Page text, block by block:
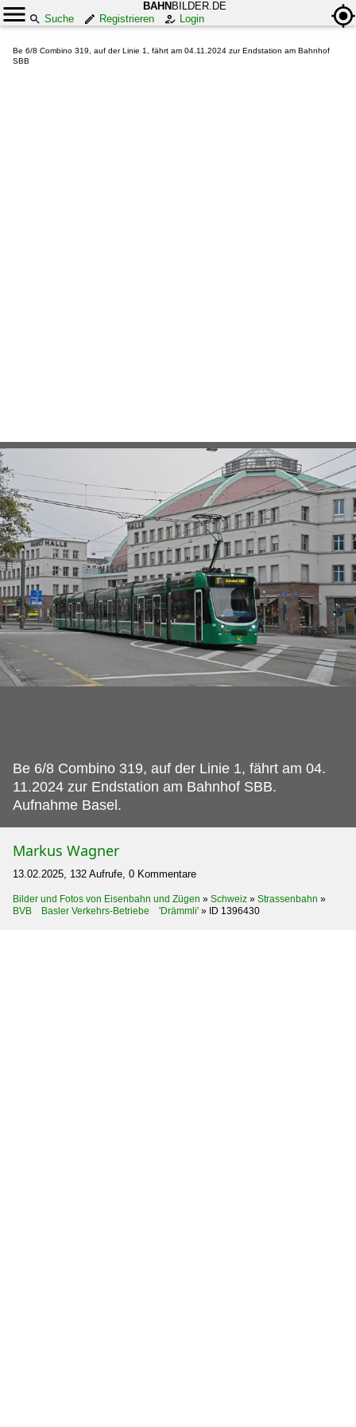
BAHN BILDER.DE
Suche
Registrieren Login
Be 6/8 Combino 319, auf der Linie 1, fährt am 04.11.2024 zur Endstation am Bahnhof
SBB
Be 6/8 Combino 319, auf der Linie 1, fährt am 04.
11.2024 zur Endstation am Bahnhof SBB.
Aufnahme Basel.
Markus Wagner
13.02.2025, 132 Aufrufe, 0 Kommentare
Bilder und Fotos von Eisenbahn und Zügen » Schweiz » Strassenbahn »
BVB Basler Verkehrs-Betriebe 'Drämmli' » ID 1396430